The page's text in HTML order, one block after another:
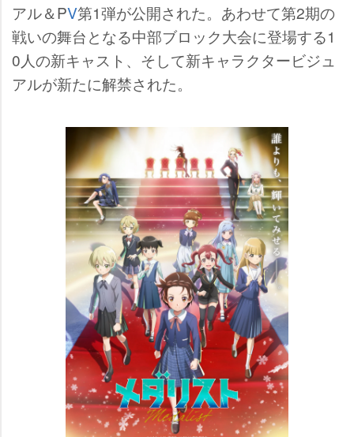
アル＆PV第1弾が公開された。あわせて第2期の
戦いの舞台となる中部ブロック大会に登場する1
0人の新キャスト、そして新キャラクタービジュ
アルが新たに解禁された。